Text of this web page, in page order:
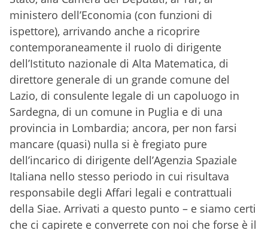
ministero dell’Economia (con funzioni di
ispettore), arrivando anche a ricoprire
contemporaneamente il ruolo di dirigente
dell’Istituto nazionale di Alta Matematica, di
direttore generale di un grande comune del
Lazio, di consulente legale di un capoluogo in
Sardegna, di un comune in Puglia e di una
provincia in Lombardia; ancora, per non farsi
mancare (quasi) nulla si è fregiato pure
dell’incarico di dirigente dell’Agenzia Spaziale
Italiana nello stesso periodo in cui risultava
responsabile degli Affari legali e contrattuali
della Siae. Arrivati a questo punto – e siamo certi
che ci capirete e converrete con noi che forse è il